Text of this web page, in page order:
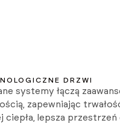
DRZWI
systemy łączą
zapewniając
ciepła, lepsza przestrzeń